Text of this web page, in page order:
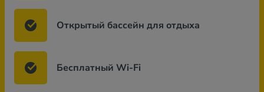
Открытый бассейн для отдыха
Бесплатный Wi-Fi